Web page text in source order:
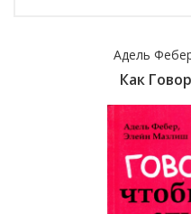
Адель
Как